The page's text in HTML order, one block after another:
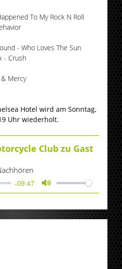
To My Rock N Roll
- Who Loves The Sun
- Crush
& Mercy
Hotel wird am Sonntag,
Uhr wiederholt.
Club zu Gast
-09:47
Mute